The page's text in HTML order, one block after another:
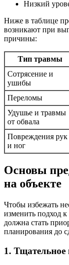
Низкий
Ниже в таблице
возникают при
причины:
Тип травмы
Сотрясение и
ушибы
Переломы
Удушье и травмы
от обвала
Повреждения рук
и ног
Основы
на объекте
Чтобы избежать
изменить подход к
должна стать
планирования до
1. Тщательное